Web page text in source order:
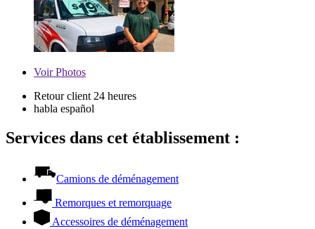
VoirPhotos
Retour client 24 heures
habla español
Services dans cet établissement :
Camions de déménagement
Remorques et remorquage
Accessoires de déménagement